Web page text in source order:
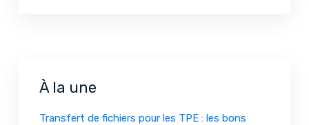
À la une
Transfert de fichiers pour les TPE : les bons